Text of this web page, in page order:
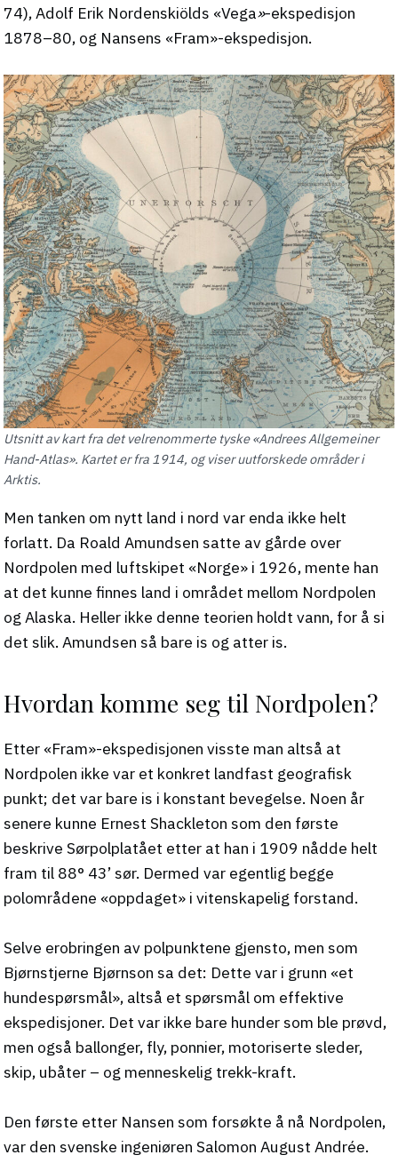
74), Adolf Erik Nordenskiölds «Vega»-ekspedisjon
1878–80, og Nansens «Fram»-ekspedisjon.
Utsnitt av kart fra det velrenommerte tyske «Andrees Allgemeiner
Hand-Atlas». Kartet er fra 1914, og viser uutforskede områder i
Arktis.
Men tanken om nytt land i nord var enda ikke helt
forlatt. Da Roald Amundsen satte av gårde over
Nordpolen med luftskipet «Norge» i 1926, mente han
at det kunne finnes land i området mellom Nordpolen
og Alaska. Heller ikke denne teorien holdt vann, for å si
det slik. Amundsen så bare is og atter is.
Hvordan komme seg til Nordpolen?
Etter «Fram»-ekspedisjonen visste man altså at
Nordpolen ikke var et konkret landfast geografisk
punkt; det var bare is i konstant bevegelse. Noen år
senere kunne Ernest Shackleton som den første
beskrive Sørpolplatået etter at han i 1909 nådde helt
fram til 88° 43’ sør. Dermed var egentlig begge
polområdene «oppdaget» i vitenskapelig forstand.
Selve erobringen av polpunktene gjensto, men som
Bjørnstjerne Bjørnson sa det: Dette var i grunn «et
hundespørsmål», altså et spørsmål om effektive
ekspedisjoner. Det var ikke bare hunder som ble prøvd,
men også ballonger, fly, ponnier, motoriserte sleder,
skip, ubåter – og menneskelig trekk-kraft.
Den første etter Nansen som forsøkte å nå Nordpolen,
var den svenske ingeniøren Salomon August Andrée.